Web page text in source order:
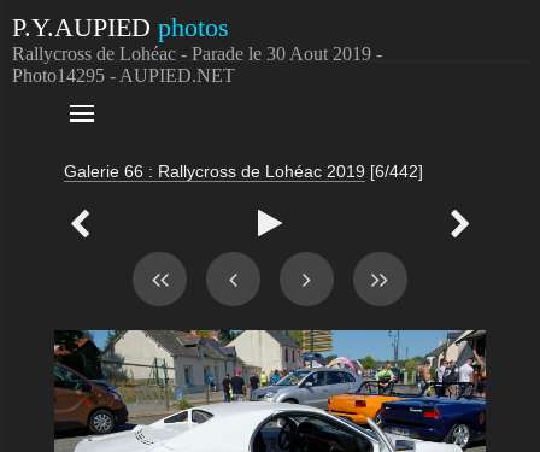
P.Y.AUPIED photos
Rallycross de Lohéac - Parade le 30 Aout 2019 -
Photo14295 - AUPIED.NET

Galerie 66 : Rallycross de Lohéac 2019 [6/442]
  